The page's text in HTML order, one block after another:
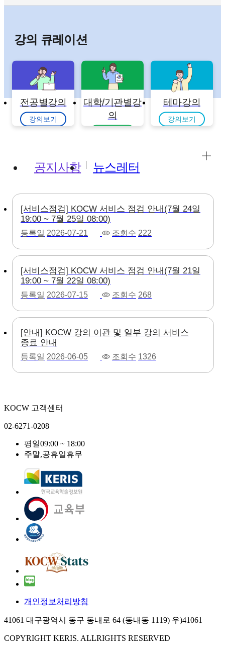
강의 큐레이션
전공별강의
강의보기
대학/기관별강
의
테마강의
강의보기
공지사항 뉴스레터
[서비스점검] KOCW 서비스 점검 안내(7월 24일
19:00 ~ 7월 25일 08:00)
등록일 2026-07-21 조회수 222
[서비스점검] KOCW 서비스 점검 안내(7월 21일
19:00 ~ 7월 22일 08:00)
등록일 2026-07-15 조회수 268
[안내] KOCW 강의 이관 및 일부 강의 서비스
종료 안내
등록일 2026-06-05 조회수 1326
KOCW 고객센터
02-6271-0208
평일09:00 ~ 18:00
주말,공휴일휴무
개인정보처리방침
41061 대구광역시 동구 동내로 64 (동내동 1119) 우)41061
COPYRIGHT KERIS. ALLRIGHTS RESERVED